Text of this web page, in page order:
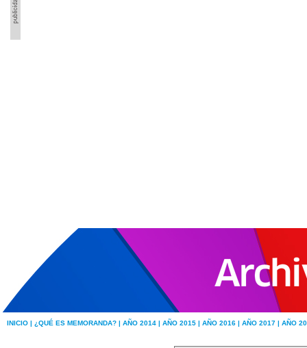
INICIO | ¿QUÉ ES MEMORANDA? | AÑO 2014 | AÑO 2015 | AÑO 2016 | AÑO 2017 | AÑO